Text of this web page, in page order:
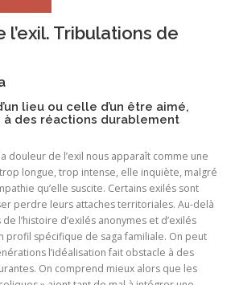
l’exil. Tribulations de
lieu ou celle d’un être aimé,
des réactions durablement
douleur de l’exil nous apparaît comme une
longue, trop intense, elle inquiète, malgré
qu’elle suscite. Certains exilés sont
perdre leurs attaches territoriales. Au-delà
l’histoire d’exilés anonymes et d’exilés
profil spécifique de saga familiale. On peut
l’idéalisation fait obstacle à des
On comprend mieux alors que les